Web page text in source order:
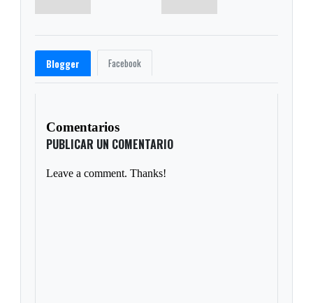
Blogger Facebook
Comentarios
PUBLICAR UN COMENTARIO
Leave a comment. Thanks!